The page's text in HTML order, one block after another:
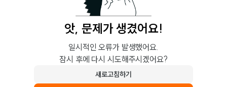
앗, 문제가 생겼어요!
일시적인 오류가 발생했어요.
잠시 후에 다시 시도해주시겠어요?
새로고침하기